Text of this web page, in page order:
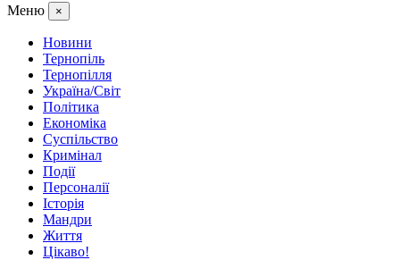
Меню ×
Новини
Тернопіль
Тернопілля
Україна/Світ
Політика
Економіка
Суспільство
Кримінал
Події
Персоналії
Історія
Мандри
Життя
Цікаво!